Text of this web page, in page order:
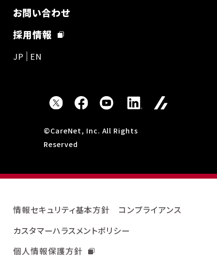
お問い合わせ
採用情報
JP EN
©CareNet, Inc. All Rights
Reserved
情報セキュリティ基本方針
コンプライアンス
カスタマーハラスメントポリシー
個人情報保護方針